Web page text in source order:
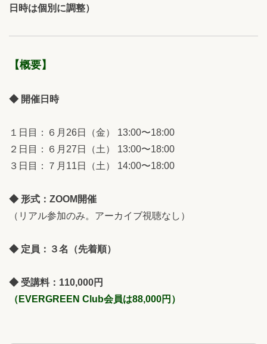
日時は個別に調整）
【概要】
◆ 開催日時
１日目：６月26日（金） 13:00〜18:00
２日目：６月27日（土） 13:00〜18:00
３日目：７月11日（土） 14:00〜18:00
◆ 形式：ZOOM開催
（リアル参加のみ。アーカイブ視聴なし）
◆ 定員：３名（先着順）
◆ 受講料：110,000円
（EVERGREEN Club会員は88,000円）